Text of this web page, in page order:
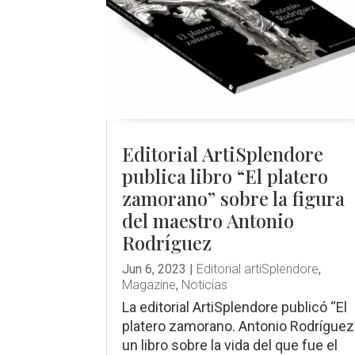
Editorial ArtiSplendore
publica libro “El platero
zamorano” sobre la figura
del maestro Antonio
Rodríguez
Jun 6, 2023 | Editorial artiSplendore,
Magazine, Noticias
La editorial ArtiSplendore publicó “El
platero zamorano. Antonio
un libro sobre la vida del que fue el